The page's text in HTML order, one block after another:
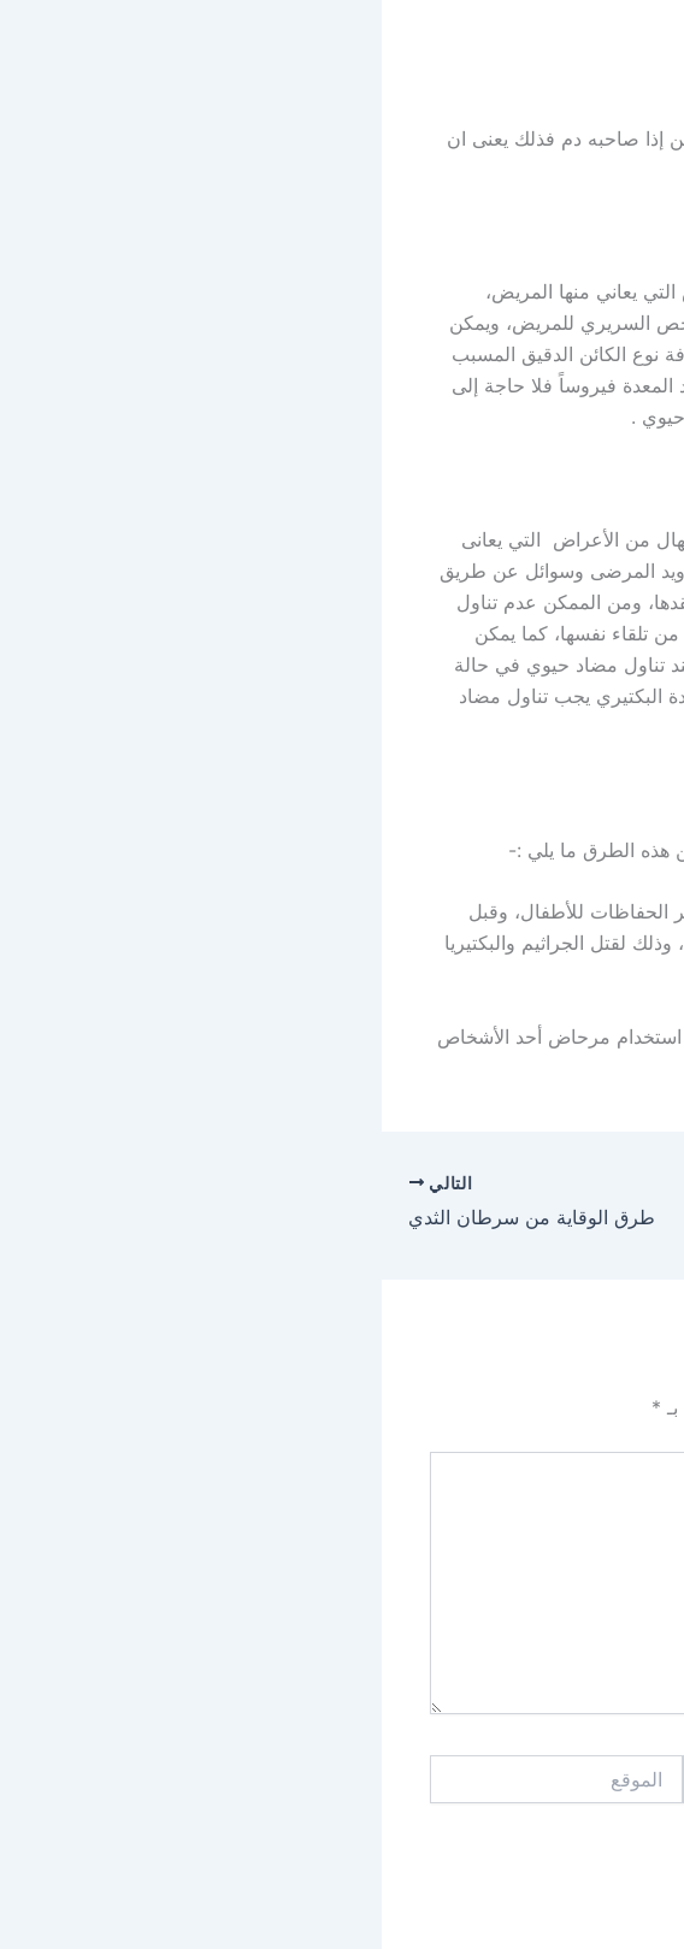
إذا صاحبه دم فذلك يعنى ان
يعاني منها المريض،
السريري للمريض، ويمكن
الكائن الدقيق المسبب
المعدة فيروساً فلا حاجة إلى
.
من الأعراض التي يعانى
المرضى وسوائل عن طريق
ومن الممكن عدم تناول
تلقاء نفسها، كما يمكن
تناول مضاد حيوي في حالة
البكتيري يجب تناول مضاد
هذه الطرق ما يلي :-
الحفاظات للأطفال، وقبل
لقتل الجراثيم والبكتيريا
استخدام مرحاض أحد الأشخاص
التالي
طرق الوقاية من سرطان الثدي
*